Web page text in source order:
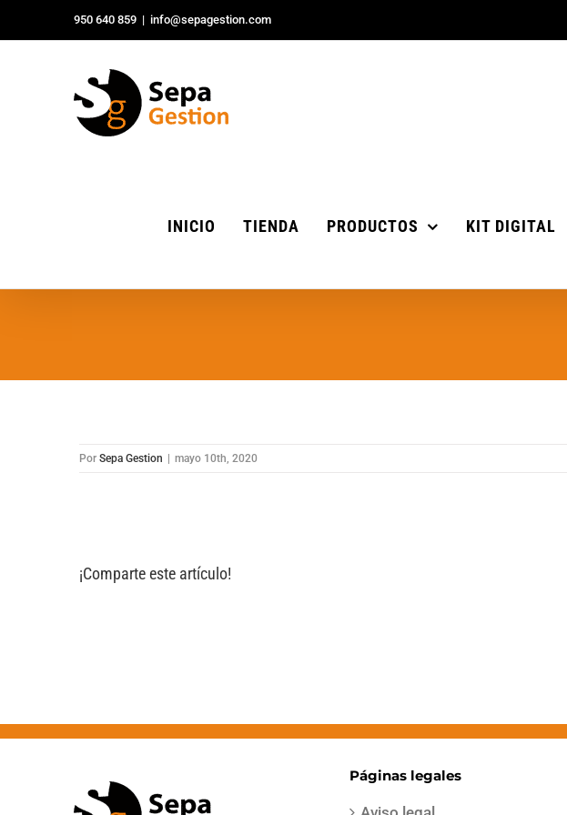
al
950 640 859 | info@sepagestion.com
INICIO TIENDA PRODUCTOS KIT DIGITAL
Por Sepa Gestion mayo 10th, 2020
¡Comparte este artículo!
Páginas legales